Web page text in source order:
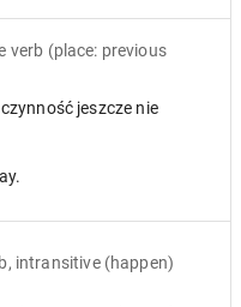
verb (place: previous
jeszcze nie
intransitive (happen)